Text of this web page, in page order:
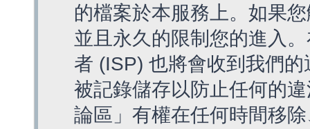
的檔案於本服務上。如果
並且永久的限制您的進入
者 (ISP) 也將會收到我們
被記錄儲存以防止任何的
論區」有權在任何時間移